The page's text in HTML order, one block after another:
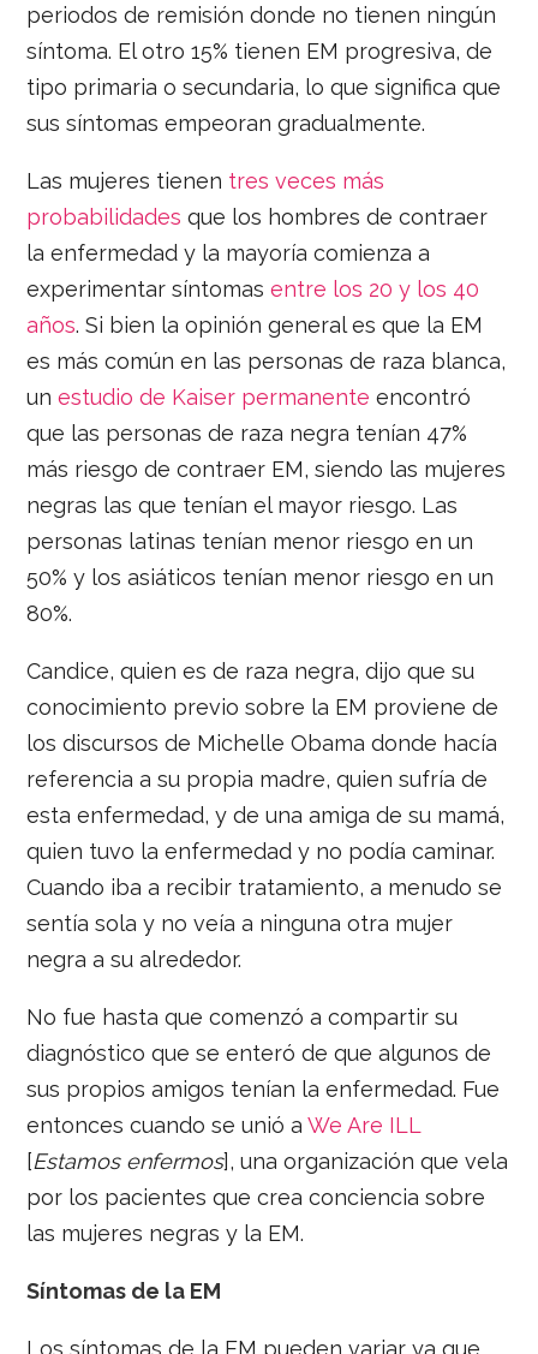
periodos de remisión donde no tienen ningún
síntoma. El otro 15% tienen EM progresiva, de
tipo primaria o secundaria, lo que significa que
sus síntomas empeoran gradualmente.
Las mujeres tienen tres veces más
probabilidades que los hombres de contraer
la enfermedad y la mayoría comienza a
experimentar síntomas entre los 20 y los 40
años. Si bien la opinión general es que la EM
es más común en las personas de raza blanca,
un estudio de Kaiser permanente encontró
que las personas de raza negra tenían 47%
más riesgo de contraer EM, siendo las mujeres
negras las que tenían el mayor riesgo. Las
personas latinas tenían menor riesgo en un
50% y los asiáticos tenían menor riesgo en un
80%.
Candice, quien es de raza negra, dijo que su
conocimiento previo sobre la EM proviene de
los discursos de Michelle Obama donde hacía
referencia a su propia madre, quien sufría de
esta enfermedad, y de una amiga de su mamá,
quien tuvo la enfermedad y no podía caminar.
Cuando iba a recibir tratamiento, a menudo se
sentía sola y no veía a ninguna otra mujer
negra a su alrededor.
No fue hasta que comenzó a compartir su
diagnóstico que se enteró de que algunos de
sus propios amigos tenían la enfermedad. Fue
entonces cuando se unió a We Are ILL
[Estamos enfermos], una organización que vela
por los pacientes que crea conciencia sobre
las mujeres negras y la EM.
Síntomas de la EM
Los síntomas de la EM pueden variar ya que